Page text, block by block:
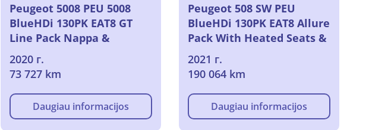
Peugeot 5008 PEU 5008
BlueHDi 130PK EAT8 GT
Line Pack Nappa &
Electric & Massage & Two
Foldable Seats & VisioPark
II & Pano Roof
2020 г.
73 727 km
Daugiau informacijos
Peugeot 508 SW PEU
BlueHDi 130PK EAT8 Allure
Pack With Heated Seats &
Removable Towing Hook
2021 г.
190 064 km
Daugiau informacijos